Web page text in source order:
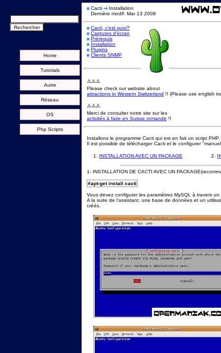
Home
Tutorials
Autre
Réseau
OS
Php Scripts
Cacti
Installation
Dernière modif: Mar 13 2008
Cacti, c'est quoi?
Captures d'écran
Prérequis
Installation
Plugins
Clients SNMP
⚠️⚠️⚠️
Please check our website about
attractions in Western Switzerland !! (Please use english
⚠️⚠️⚠️
Merci de consulter notre site sur les
activités à faire en Suisse romande !!
Installons le programme Cacti qui est en fait un script PHP.
Il est possible de télécharger Cacti et le configurer
1. INSTALLATION AVEC UN PACKAGE 2.
1- INSTALLATION DE CACTI AVEC UN
#apt-get install cacti
Vous devez configurer les paramètres MySQL à travers
A la suite de l'assistant, une base de données et un
créés.